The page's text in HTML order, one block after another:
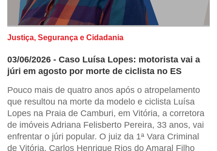
Justiça, Segurança e Cidadania
03/06/2026 - Caso Luísa Lopes: motorista vai a
júri em agosto por morte de ciclista no ES
Pouco mais de quatro anos após o atropelamento
que resultou na morte da modelo e ciclista Luísa
Lopes na Praia de Camburi, em Vitória, a corretora
de imóveis Adriana Felisberto Pereira, 33 anos, vai
enfrentar o júri popular. O juiz da 1ª Vara Criminal
de Vitória, Carlos Henrique Rios do Amaral Filho